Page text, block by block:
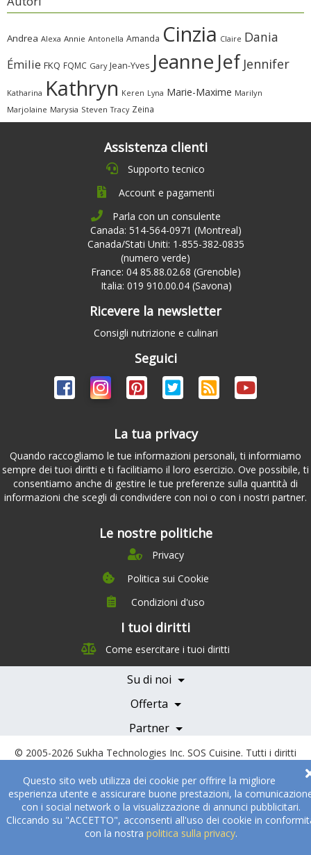
Andrea Alexa Annie Antonella Amanda Cinzia Claire Dania
Émilie FKQ FQMC Gary Jean-Yves Jeanne Jef Jennifer
Katharina Kathryn Keren Lyna Marie-Maxime Marilyn
Marjolaine Marysia Steven Tracy Zeina
Questo sito web utilizza dei cookie per offrire la migliore
esperienza utente e assicurare buone prestazioni, la
con i social network o la visualizzazione di annunci pubblicitari.
Cliccando su "ACCETTO", acconsenti all'uso dei cookie in
con la nostra politica sulla privacy.
Assistenza clienti
Supporto tecnico
Account e pagamenti
Parla con un consulente
Canada: 514-564-0971 (Montreal)
Canada/Stati Uniti: 1-855-382-0835
(numero verde)
France: 04 85.88.02.68 (Grenoble)
Italia: 019 910.00.04 (Savona)
Ricevere la newsletter
Consigli nutrizione e culinari
Seguici
La tua privacy
Quando raccogliamo le tue informazioni personali, ti informiamo
sempre dei tuoi diritti e ti facilitiamo il loro esercizio. Ove possibile, ti
consentiamo anche di gestire le tue preferenze sulla quantità di
informazioni che scegli di condividere con noi o con i nostri partner.
Le nostre politiche
Privacy
Politica sui Cookie
Condizioni d'uso
I tuoi diritti
Come esercitare i tuoi diritti
Su di noi
Management Team
Team Nutrizione
Offerta
Testimonials
Servizi e Tariffe
Partner
Medici e Professionisti
Becoming a Partner
© 2005-2026 Sukha Technologies Inc. SOS Cuisine. Tutti i diritti